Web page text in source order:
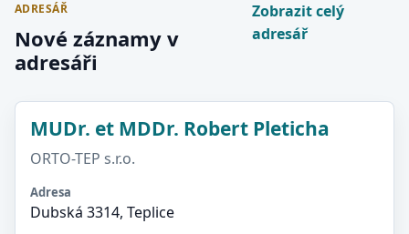
ADRESÁŘ
Nové záznamy v
adresáři
Zobrazit celý
adresář
MUDr. et MDDr. Robert Pleticha
ORTO-TEP s.r.o.
Adresa
Dubská 3314, Teplice